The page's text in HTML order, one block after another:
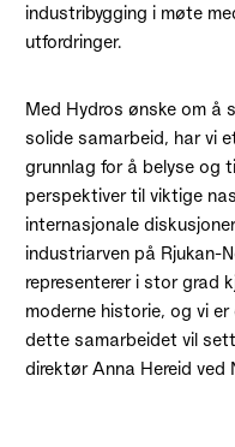
industribygging i møte
utfordringer.
Med Hydros ønske om å
solide samarbeid, har vi
grunnlag for å belyse og
perspektiver til viktige
internasjonale
industriarven på Rjukan-
representerer i stor grad
moderne historie, og vi
dette samarbeidet vil
direktør Anna Hereid ved